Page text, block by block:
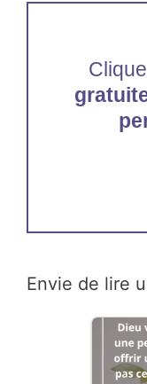
Envie de lire